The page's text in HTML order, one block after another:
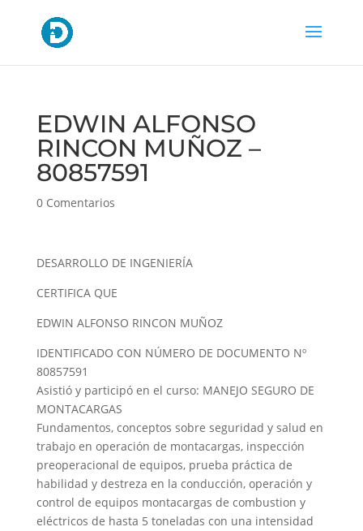
EDWIN ALFONSO
RINCON MUÑOZ –
80857591
0 Comentarios
DESARROLLO DE INGENIERÍA
CERTIFICA QUE
EDWIN ALFONSO RINCON MUÑOZ
IDENTIFICADO CON NÚMERO DE DOCUMENTO Nº
80857591
Asistió y participó en el curso: MANEJO SEGURO DE
MONTACARGAS
Fundamentos, conceptos sobre seguridad y salud en
trabajo en operación de montacargas, inspección
preoperacional de equipos, prueba práctica de
habilidad y destreza en la conducción, operación y
control de equipos montacargas de combustion y
eléctricos de hasta 5 toneladas con una intensidad